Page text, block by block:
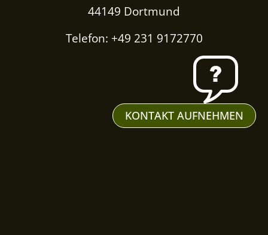
44149 Dortmund
Telefon: +49 231 9172770
KONTAKT AUFNEHMEN